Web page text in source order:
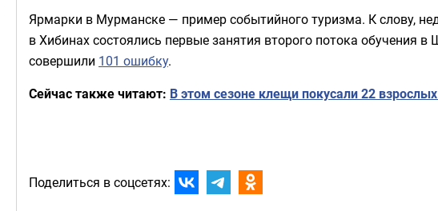
Ярмарки в Мурманске — пример событийного туризма. К слову,
в Хибинах состоялись первые занятия второго потока обучения
совершили 101 ошибку.
Сейчас также читают: В этом сезоне клещи покусали 22
Поделиться в соцсетях: